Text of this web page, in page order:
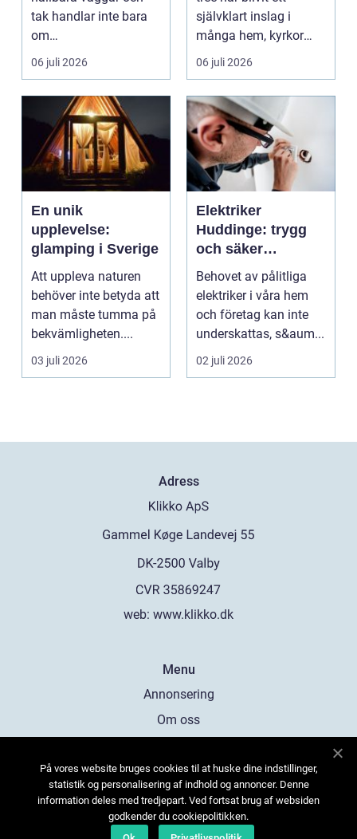
tak handlar inte bara
om
hantverksskicklighet.
Valet av materia...
06 juli 2026
självklart inslag i
många hem, kyrkor
och kapel...
06 juli 2026
En unik
upplevelse:
glamping i Sverige
Att uppleva naturen
behöver inte betyda att
man måste tumma på
bekvämligheten....
03 juli 2026
Elektriker
Huddinge: trygg
och säker
elinstallation
Behovet av pålitliga
elektriker i våra hem
och företag kan inte
underskattas, s&aum...
02 juli 2026
Adress
web: www.klikko.dk
Menu
Annonsering
Om oss
Kontakta oss
Sitemap
På vores website bruges cookies til at huske dine indstillinger,
statistik og personalisering af indhold og annoncer. Denne
information deles med tredjepart. Ved fortsat brug af websiden
godkender du cookiepolitikken.